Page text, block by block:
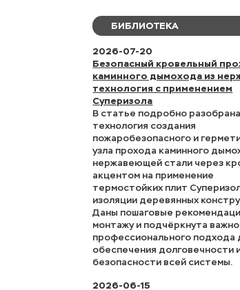
БИБЛИОТЕКА
2026-07-20
Безопасный кровельный
каминного дымохода из
технология с применением
Суперизола
В статье подробно разобрана
технология создания
пожаробезопасного и
узла прохода каминного
нержавеющей стали через
акцентом на применение
термостойких плит
изоляции деревянных
Даны пошаговые
монтажу и подчёркнута
профессионального подхода
обеспечения долговечности
безопасности всей системы.
2026-06-15